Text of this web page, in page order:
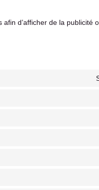
d’afficher de la publicité